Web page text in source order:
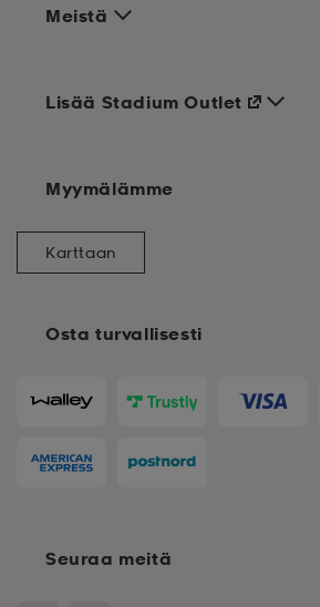
Meistä
Osta turvallisesti
Lisää Stadium Outlet
Myymälämme
Karttaan
Seuraa meitä